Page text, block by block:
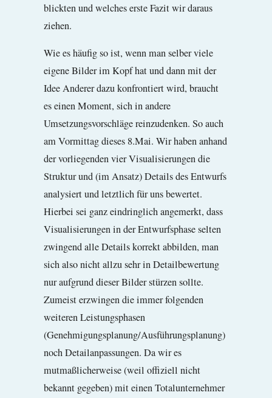
blickten und welches erste Fazit wir daraus
ziehen.
Wie es häufig so ist, wenn man selber viele
eigene Bilder im Kopf hat und dann mit der
Idee Anderer dazu konfrontiert wird, braucht
es einen Moment, sich in andere
Umsetzungsvorschläge reinzudenken. So auch
am Vormittag dieses 8.Mai. Wir haben anhand
der vorliegenden vier Visualisierungen die
Struktur und (im Ansatz) Details des Entwurfs
analysiert und letztlich für uns bewertet.
Hierbei sei ganz eindringlich angemerkt, dass
Visualisierungen in der Entwurfsphase selten
zwingend alle Details korrekt abbilden, man
sich also nicht allzu sehr in Detailbewertung
nur aufgrund dieser Bilder stürzen sollte.
Zumeist erzwingen die immer folgenden
weiteren Leistungsphasen
(Genehmigungsplanung/Ausführungsplanung)
noch Detailanpassungen. Da wir es
mutmaßlicherweise (weil offiziell nicht
bekannt gegeben) mit einen Totalunternehmer